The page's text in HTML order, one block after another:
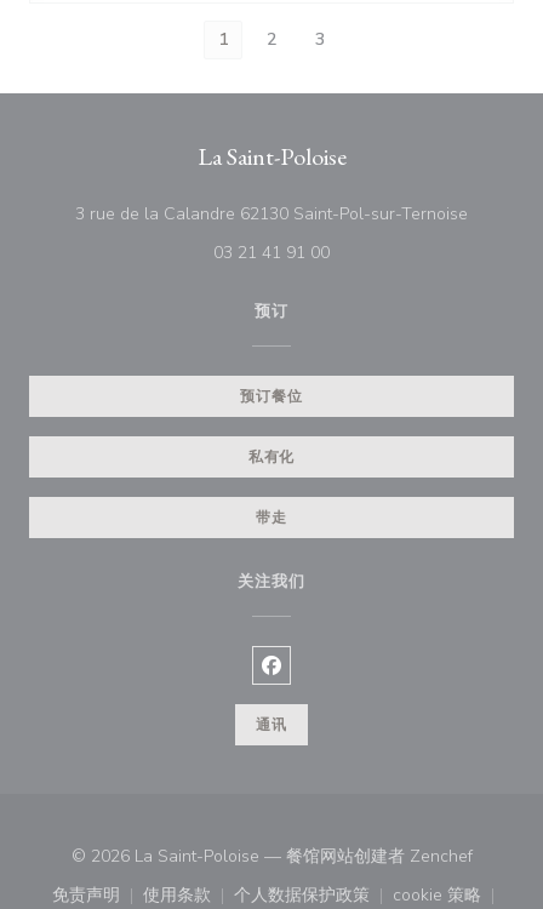
1 2 3
La Saint-Poloise
3 rue de la Calandre 62130 Saint-Pol-sur-Ternoise
03 21 41 91 00
预订
预订餐位
私有化
带走
关注我们
Facebook ((在新窗口中打开))
通讯
© 2026 La Saint-Poloise — 餐馆网站创建者 Zenchef((在新窗
免责声明
使用条款 个人数据保护政策 cookie 策略